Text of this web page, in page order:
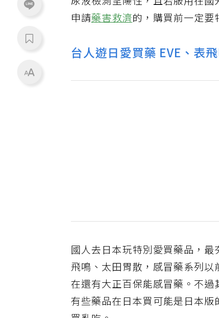
尿液檢測呈陽性，且若服用在
申請藥害救濟的，購買前一定
台人遊日愛買藥 EVE、表
國人去日本玩特別愛買藥品，
飛鳴、太田胃散，感冒藥系列
在還有大正百保能感冒藥。不
有些藥品在日本買可能是日本